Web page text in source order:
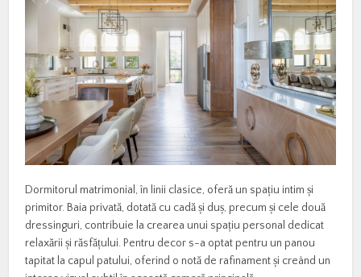
Dormitorul matrimonial, în linii clasice, oferă un spațiu intim și
primitor. Baia privată, dotată cu cadă și duș, precum și cele două
dressinguri, contribuie la crearea unui spațiu personal dedicat
relaxării și răsfățului. Pentru decor s-a optat pentru un panou
tapitat la capul patului, oferind o notă de rafinament și creând un